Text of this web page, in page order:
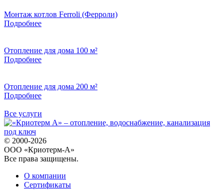
Монтаж котлов Ferroli (Ферроли)
Подробнее
Отопление для дома 100 м²
Подробнее
Отопление для дома 200 м²
Подробнее
Все услуги
© 2000-2026
ООО «Криотерм-А»
Все права защищены.
О компании
Сертификаты